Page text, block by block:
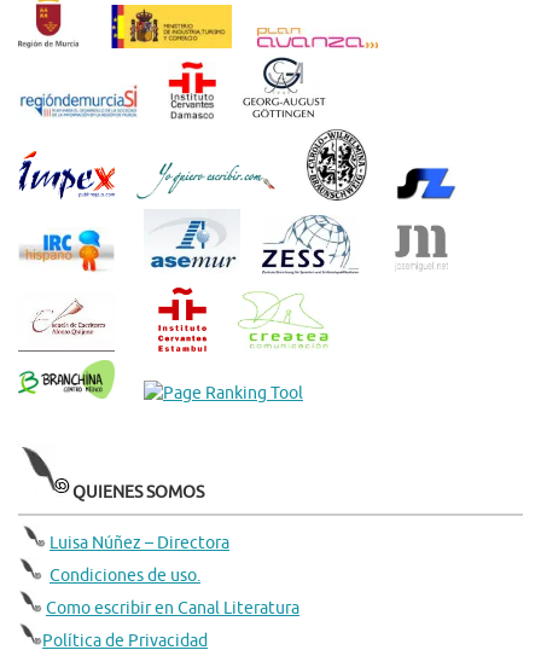
QUIENES SOMOS
Luisa Núñez – Directora
Condiciones de uso.
Como escribir en Canal Literatura
Política de Privacidad